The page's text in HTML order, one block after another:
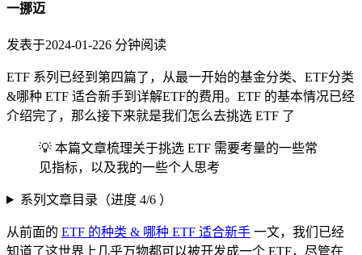
一挪迈
发表于2024-01-226 分钟阅读
ETF 系列已经到第四篇了，从最一开始的基金分类、ETF分类
&哪种 ETF 适合新手到详解ETF的费用。ETF 的基本情况已经
介绍完了，那么接下来就是我们怎么去挑选 ETF 了
💡 本篇文章梳理关于挑选 ETF 需要考量的一些常
见指标，以及我的一些个人思考
系列文章目录（进度 4/6 ）
从前面的 ETF 的种类 & 哪种 ETF 适合新手 一文，我们已经
知道了这世界上几乎万物都可以被开发成一个 ETF，尽管在